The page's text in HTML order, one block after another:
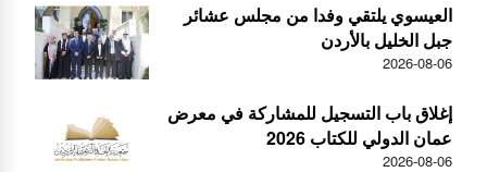
العيسوي يلتقي وفدا من مجلس عشائر
جبل الخليل بالأردن
2026-08-06
إغلاق باب التسجيل للمشاركة في معرض
عمان الدولي للكتاب 2026
2026-08-06